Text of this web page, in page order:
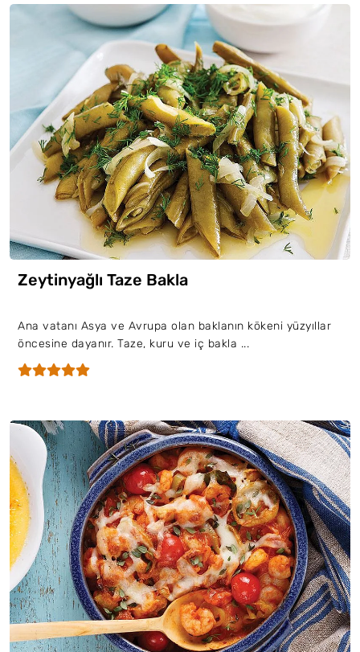
Zeytinyağlı Taze Bakla
Ana vatanı Asya ve Avrupa olan baklanın kökeni yüzyıllar
öncesine dayanır. Taze, kuru ve iç bakla ...